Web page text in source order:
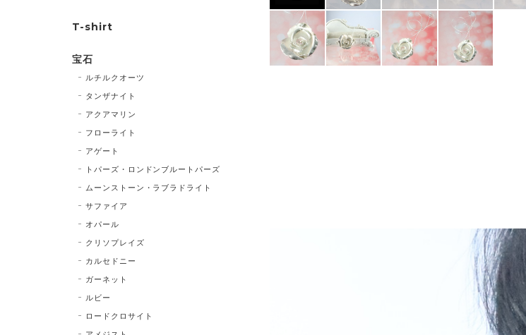
T-shirt
宝石
ルチルクオーツ
タンザナイト
アクアマリン
フローライト
アゲート
トパーズ・ロンドンブルートパーズ
ムーンストーン・ラブラドライト
サファイア
オパール
クリソプレイズ
カルセドニー
ガーネット
ルビー
ロードクロサイト